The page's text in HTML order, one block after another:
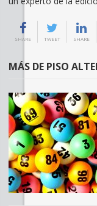
SHARE TWEET SHARE
MÁS DE PISO